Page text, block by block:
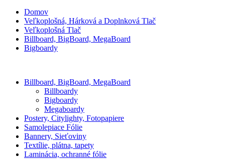
Domov
Veľkoplošná, Hárková a Doplnková Tlač
Veľkoplošná Tlač
Billboard, BigBoard, MegaBoard
Bigboardy
Billboard, BigBoard, MegaBoard
Billboardy
Bigboardy
Megaboardy
Postery, Citylighty, Fotopapiere
Samolepiace Fólie
Bannery, Sieťoviny
Textílie, plátna, tapety
Laminácia, ochranné fólie